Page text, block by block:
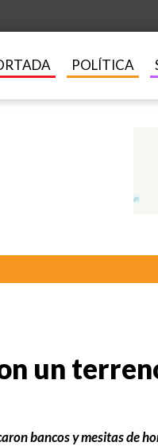
POLÍTICA
un
bancos y mesitas de